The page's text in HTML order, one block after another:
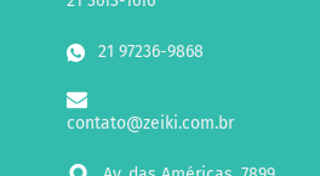
21 97236-9868
contato@zeiki.com.br